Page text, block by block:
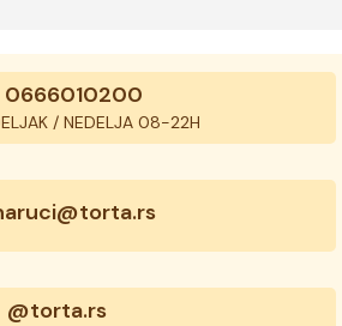
0666010200
/ NEDELJA 08-22H
@torta.rs